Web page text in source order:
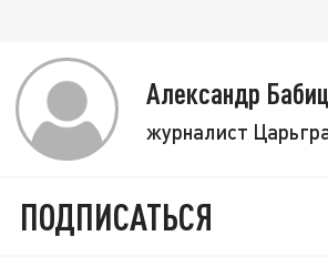
Александр
журналист
ПОДПИСАТЬСЯ